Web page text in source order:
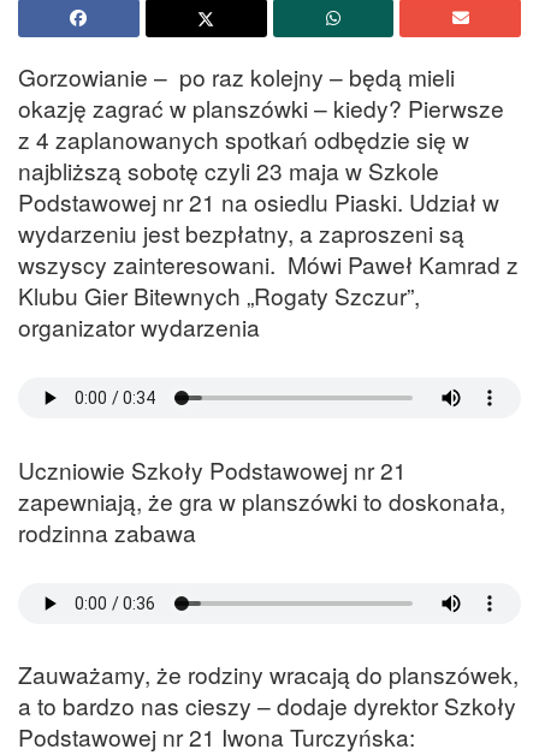
Gorzowianie – po raz kolejny – będą mieli
okazję zagrać w planszówki – kiedy? Pierwsze
z 4 zaplanowanych spotkań odbędzie się w
najbliższą sobotę czyli 23 maja w Szkole
Podstawowej nr 21 na osiedlu Piaski. Udział w
wydarzeniu jest bezpłatny, a zaproszeni są
wszyscy zainteresowani. Mówi Paweł Kamrad z
Klubu Gier Bitewnych „Rogaty Szczur”,
organizator wydarzenia
Uczniowie Szkoły Podstawowej nr 21
zapewniają, że gra w planszówki to doskonała,
rodzinna zabawa
Zauważamy, że rodziny wracają do planszówek,
a to bardzo nas cieszy – dodaje dyrektor Szkoły
Podstawowej nr 21 Iwona Turczyńska: